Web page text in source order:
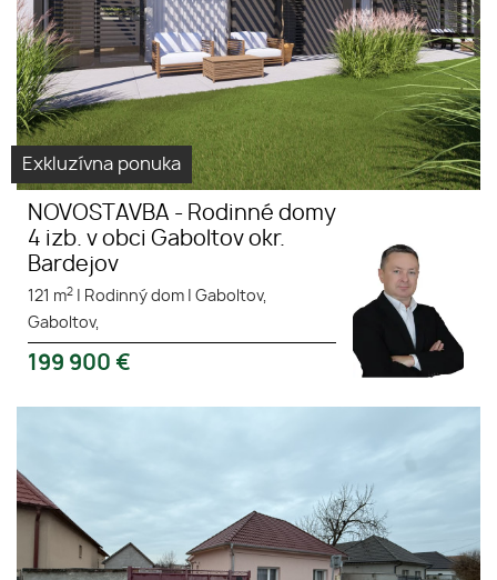
Exkluzívna ponuka
NOVOSTAVBA - Rodinné domy
4 izb. v obci Gaboltov okr.
Bardejov
121 m2 Rodinný dom
Gaboltov,
Gaboltov,
199 900 €